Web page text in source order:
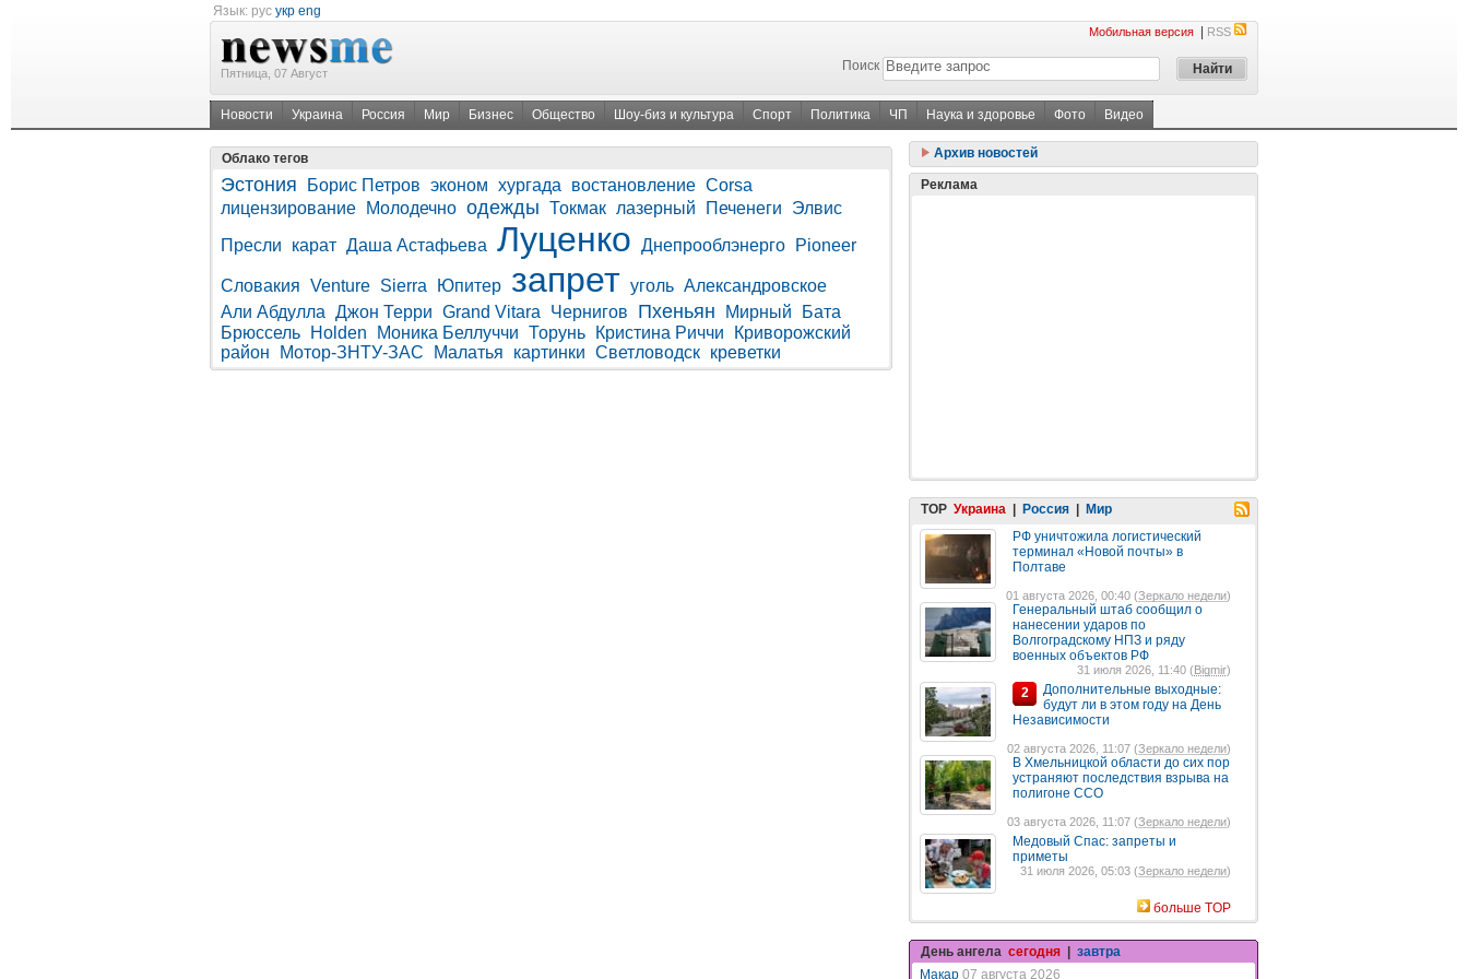
Язык: рус укр eng
Пятница, 07 Август
Мобильная версия RSS
Поиск
Новости Украина Россия Мир Бизнес Общество Шоу-биз и культура Спорт Политика ЧП Наука и здоровье Фото Видео
Облако тегов
Эстония Борис Петров эконом хургада востановление Corsa
лицензирование
Молодечно одежды Токмак лазерный Печенеги
Элвис
Пресли
карат Даша Астафьева Луценко Днепрооблэнерго Pioneer
Словакия Venture Sierra Юпитер запрет уголь Александровское
Али Абдулла Джон Терри Grand Vitara Чернигов Пхеньян Мирный
Бата
Брюссель
Holden Моника Беллуччи Торунь Кристина Риччи
Криворожский
район
Мотор-ЗНТУ-ЗАС Малатья картинки Светловодск креветки
Архив новостей
Реклама
TOP Украина Россия
Мир
РФ уничтожила логистический
терминал «Новой почты» в
Полтаве
01 августа 2026, 00:40 (Зеркало недели)
Генеральный штаб сообщил о
нанесении ударов по
Волгоградскому НПЗ и ряду
военных объектов РФ
31 июля 2026, 11:40 (Bigmir)
2
Дополнительные выходные:
будут ли в этом году на День
Независимости
02 августа 2026, 11:07 (Зеркало недели)
В Хмельницкой области до сих пор
устраняют последствия взрыва на
полигоне ССО
03 августа 2026, 11:07 (Зеркало недели)
Медовый Спас: запреты и
приметы
31 июля 2026, 05:03 (Зеркало недели)
больше TOP
День ангела сегодня
завтра
Макар 07 августа 2026